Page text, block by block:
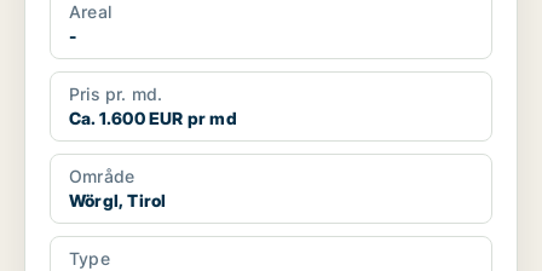
Areal
-
Pris pr. md.
Ca. 1.600 EUR pr md
Område
Wörgl, Tirol
Type